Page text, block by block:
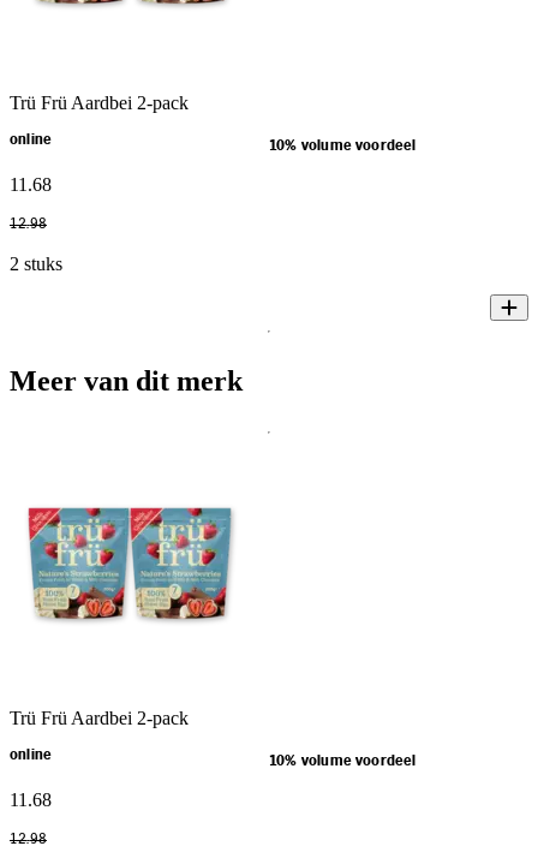
Trü Frü Aardbei 2-pack
online 10% volume voordeel
11 .68
12.98
2 stuks
Meer van dit merk
Trü Frü Aardbei 2-pack
online 10% volume voordeel
11 .68
12.98